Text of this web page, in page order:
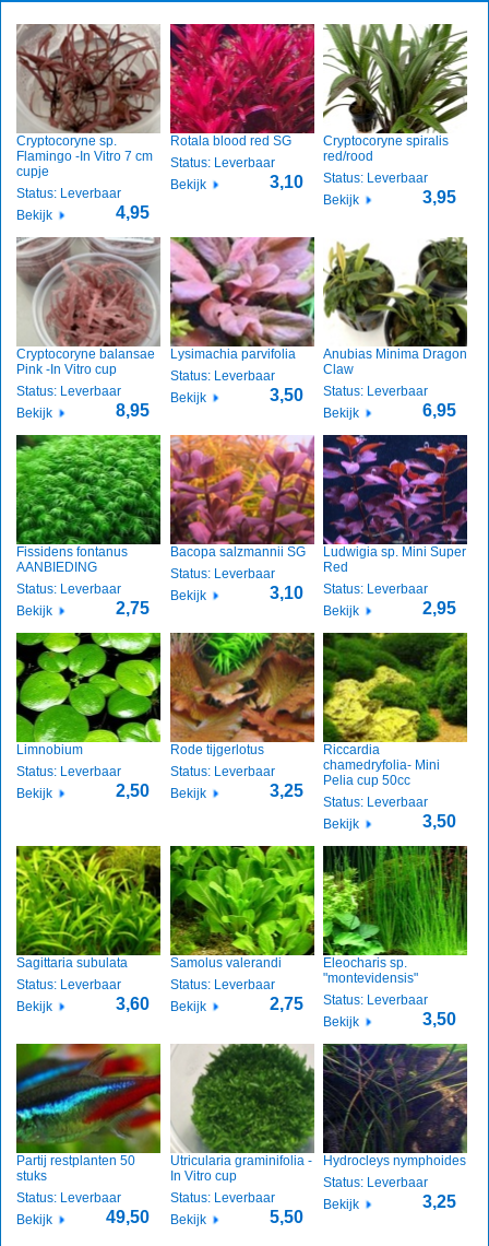
Cryptocoryne sp.
Flamingo -In Vitro 7 cm
cupje
4,95
Status: Leverbaar
Bekijk
Rotala blood red SG
3,10
Status: Leverbaar
Bekijk
Cryptocoryne spiralis
red/rood
3,95
Status: Leverbaar
Bekijk
Cryptocoryne balansae
Pink -In Vitro cup
8,95
Status: Leverbaar
Bekijk
Lysimachia parvifolia
3,50
Status: Leverbaar
Bekijk
Anubias Minima Dragon
Claw
6,95
Status: Leverbaar
Bekijk
Fissidens fontanus
AANBIEDING
2,75
Status: Leverbaar
Bekijk
Bacopa salzmannii SG
3,10
Status: Leverbaar
Bekijk
Ludwigia sp. Mini Super
Red
2,95
Status: Leverbaar
Bekijk
Limnobium
2,50
Status: Leverbaar
Bekijk
Rode tijgerlotus
3,25
Status: Leverbaar
Bekijk
Riccardia
chamedryfolia- Mini
Pelia cup 50cc
3,50
Status: Leverbaar
Bekijk
Sagittaria subulata
3,60
Status: Leverbaar
Bekijk
Samolus valerandi
2,75
Status: Leverbaar
Bekijk
Eleocharis sp.
"montevidensis"
3,50
Status: Leverbaar
Bekijk
Partij restplanten 50
stuks
49,50
Status: Leverbaar
Bekijk
Utricularia graminifolia -
In Vitro cup
5,50
Status: Leverbaar
Bekijk
Hydrocleys nymphoides
3,25
Status: Leverbaar
Bekijk